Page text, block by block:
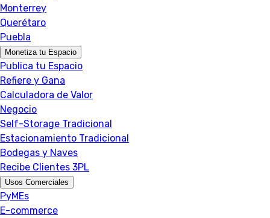
Monterrey
Querétaro
Puebla
Monetiza tu Espacio
Publica tu Espacio
Refiere y Gana
Calculadora de Valor
Negocio
Self-Storage Tradicional
Estacionamiento Tradicional
Bodegas y Naves
Recibe Clientes 3PL
Usos Comerciales
PyMEs
E-commerce